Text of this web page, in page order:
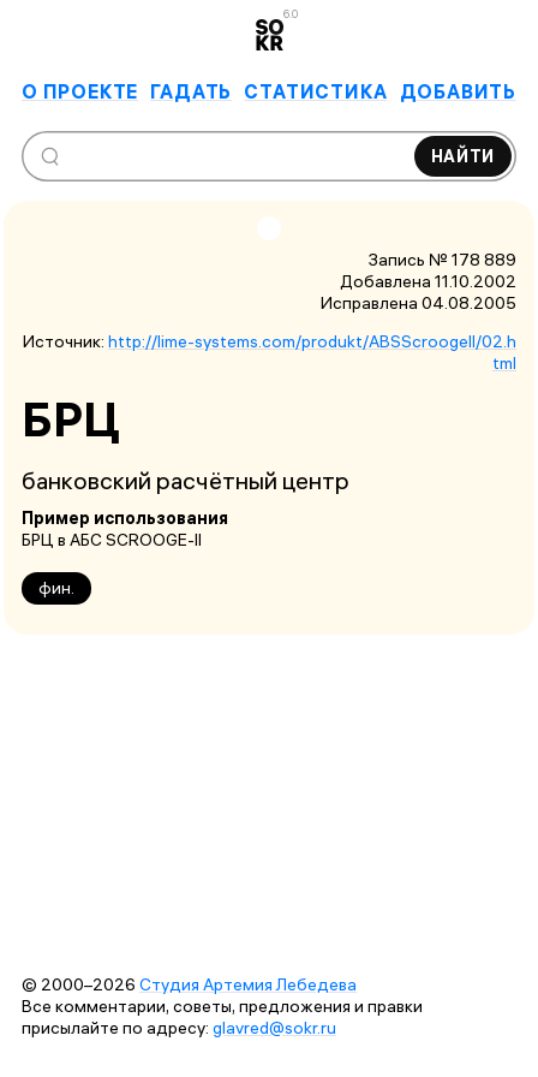
6.0
О ПРОЕКТЕ ГАДАТЬ СТАТИСТИКА ДОБАВИТЬ
НАЙТИ
Запись № 178 889
Добавлена 11.10.2002
Исправлена 04.08.2005
Источник: http://lime-systems.com/produkt/ABSScroogeII/02.h
tml
БРЦ
банковский расчётный центр
Пример использования
БРЦ в АБС SCROOGE-II
фин.
© 2000–2026 Студия Артемия Лебедева
Все комментарии, советы, предложения и правки
присылайте по адресу: glavred@sokr.ru